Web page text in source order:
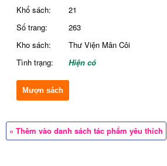
Khổ sách:
21
Số trang:
263
Kho sách:
Thư Viện Mân Côi
Tình trạng:
Hiện có
Mượn sách
» Thêm vào danh sách tác phẩm yêu thích